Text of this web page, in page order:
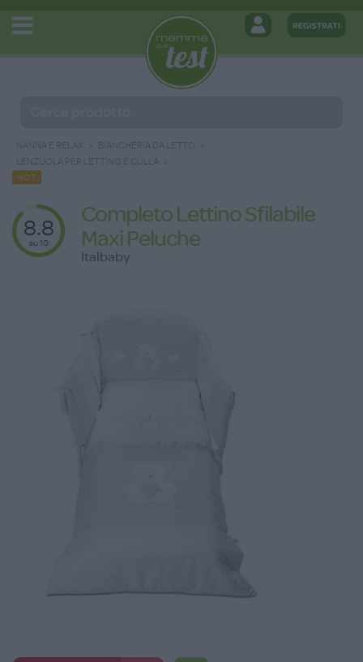
NANNA E RELAX
BIANCHERIA DA LETTO
LENZUOLA PER LETTINO E CULLA
HOT
8.8
su 10
Completo Lettino Sfilabile
Maxi Peluche
Italbaby